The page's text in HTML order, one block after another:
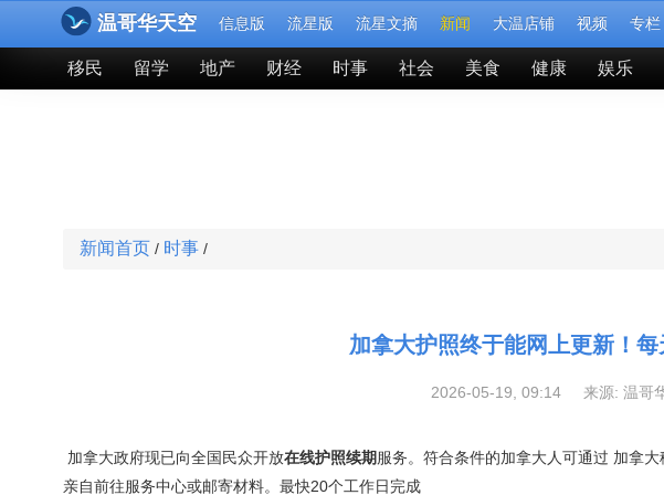
温哥华天空 信息版 流星版 流星文摘 新闻 大温店铺 视频 专栏
移民 留学 地产 财经 时事 社会 美食 健康 娱乐
新闻首页 / 时事 /
加拿大护照终于能网上更新！每
2026-05-19, 09:14 来源: 温哥
加拿大政府现已向全国民众开放在线护照续期服务。符合条件的加拿大人可通过 加拿
亲自前往服务中心或邮寄材料。最快20个工作日完成